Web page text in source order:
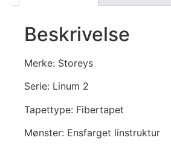
Beskrivelse
Merke: Storeys
Serie: Linum 2
Tapettype: Fibertapet
Mønster: Ensfarget linstruktur